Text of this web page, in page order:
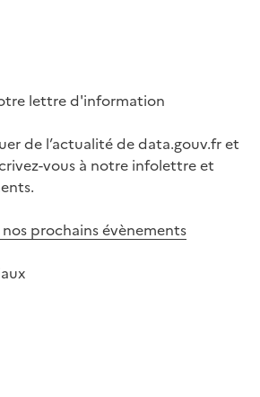
lettre d'information
de l’actualité de data.gouv.fr et
vous à notre infolettre et
prochains évènements